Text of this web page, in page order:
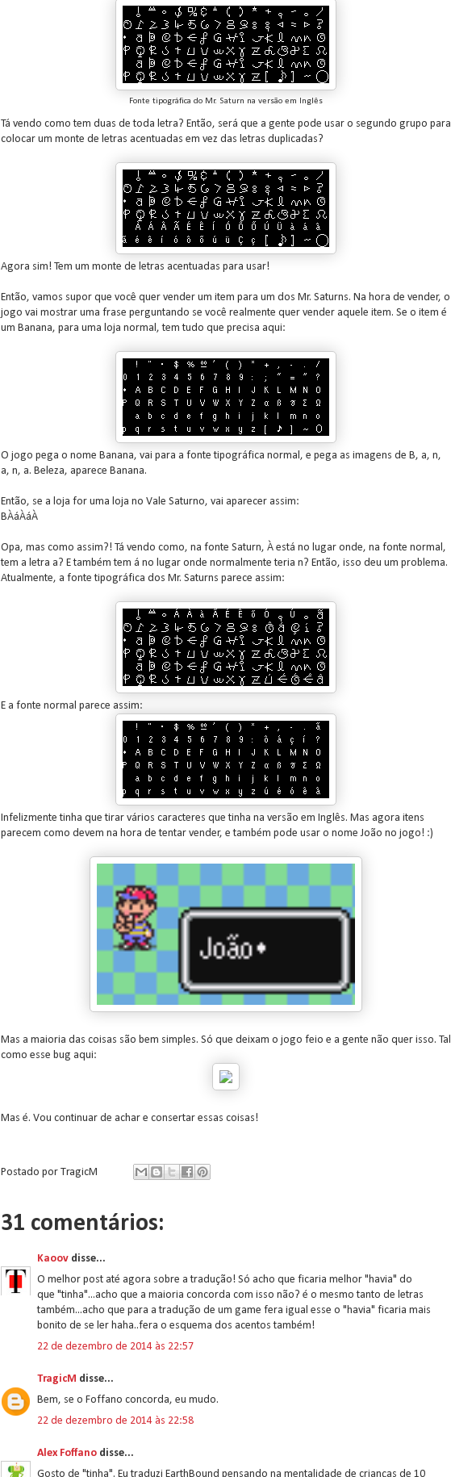
Fonte tipográfica do Mr. Saturn na versão em Inglês
Tá vendo como tem duas de toda letra? Então, será que a gente pode usar o segundo grupo para
colocar um monte de letras acentuadas em vez das letras duplicadas?
Agora sim! Tem um monte de letras acentuadas para usar!
Então, vamos supor que você quer vender um item para um dos Mr. Saturns. Na hora de vender, o
jogo vai mostrar uma frase perguntando se você realmente quer vender aquele item. Se o item é
um Banana, para uma loja normal, tem tudo que precisa aqui:
O jogo pega o nome Banana, vai para a fonte tipográfica normal, e pega as imagens de B, a, n,
a, n, a. Beleza, aparece Banana.
Então, se a loja for uma loja no Vale Saturno, vai aparecer assim:
BÀáÀáÀ
Opa, mas como assim?! Tá vendo como, na fonte Saturn, À está no lugar onde, na fonte normal,
tem a letra a? E também tem á no lugar onde normalmente teria n? Então, isso deu um problema.
Atualmente, a fonte tipográfica dos Mr. Saturns parece assim:
E a fonte normal parece assim:
Infelizmente tinha que tirar vários caracteres que tinha na versão em Inglês. Mas agora itens
parecem como devem na hora de tentar vender, e também pode usar o nome João no jogo! :)
Mas a maioria das coisas são bem simples. Só que deixam o jogo feio e a gente não quer isso. Tal
como esse bug aqui:
Mas é. Vou continuar de achar e consertar essas coisas!
Postado por TragicM
31 comentários:
Kaoov disse...
O melhor post até agora sobre a tradução! Só acho que ficaria melhor "havia" do
que "tinha"...acho que a maioria concorda com isso não? é o mesmo tanto de letras
também...acho que para a tradução de um game fera igual esse o "havia" ficaria mais
bonito de se ler haha..fera o esquema dos acentos também!
22 de dezembro de 2014 às 22:57
TragicM disse...
Bem, se o Foffano concorda, eu mudo.
22 de dezembro de 2014 às 22:58
Alex Foffano disse...
Gosto de "tinha". Eu traduzi EarthBound pensando na mentalidade de crianças de 10